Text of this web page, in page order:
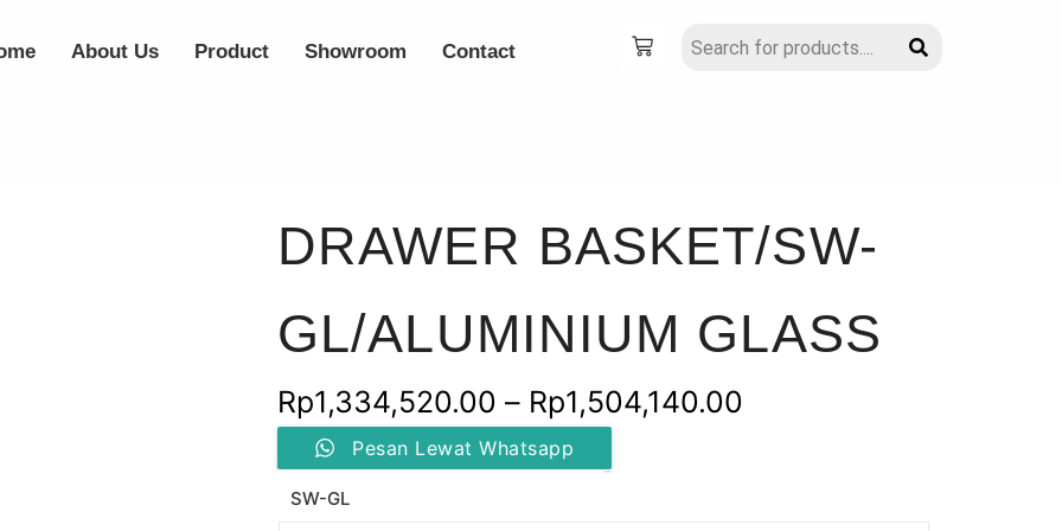
About Us Product Showroom Contact
DRAWER BASKET/SW-
GL/ALUMINIUM GLASS
Rp1,334,520.00 – Rp1,504,140.00
Pesan Lewat Whatsapp
SW-GL
Kuantitas
DRAWER
GL/ALUMINIUM